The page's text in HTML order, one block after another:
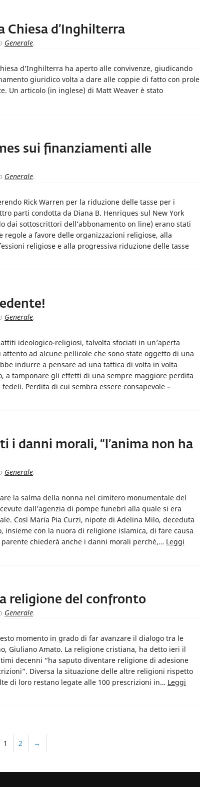
Chiesa d’Inghilterra
Generale.
d’Inghilterra ha aperto alle convivenze, giudicando
giuridico volta a dare alle coppie di fatto con prole
Un articolo (in inglese) di Matt Weaver è stato
sui finanziamenti alle
Generale.
Rick Warren per la riduzione delle tasse per i
parti condotta da Diana B. Henriques sul New York
dai sottoscrittori dell’abbonamento on line) erano stati
a favore delle organizzazioni religiose, alla
religiose e alla progressiva riduzione delle tasse
Generale.
ideologico-religiosi, talvolta sfociati in un’aperta
ad alcune pellicole che sono state oggetto di una
indurre a pensare ad una tattica di volta in volta
a tamponare gli effetti di una sempre maggiore perdita
Perdita di cui sembra essere consapevole –
i danni morali, “l’anima non ha
Generale.
la salma della nonna nel cimitero monumentale del
dall’agenzia di pompe funebri alla quale si era
Così Maria Pia Curzi, nipote di Adelina Milo, deceduta
insieme con la nuora di religione islamica, di fare causa
chiederà anche i danni morali perché,… Leggi
religione del confronto
Generale.
momento in grado di far avanzare il dialogo tra le
Giuliano Amato. La religione cristiana, ha detto ieri il
decenni “ha saputo diventare religione di adesione
Diversa la situazione delle altre religioni rispetto
di loro restano legate alle 100 prescrizioni in… Leggi
1 2 →